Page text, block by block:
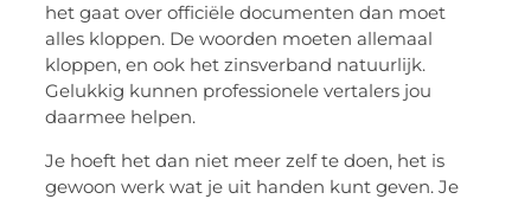
het gaat over officiële documenten dan moet
alles kloppen. De woorden moeten allemaal
kloppen, en ook het zinsverband natuurlijk.
Gelukkig kunnen professionele vertalers jou
daarmee helpen.
Je hoeft het dan niet meer zelf te doen, het is
gewoon werk wat je uit handen kunt geven. Je